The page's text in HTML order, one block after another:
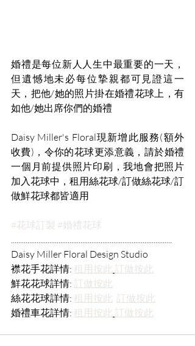
婚禮是每位新人人生中最重要的一天，
但遺憾地未必每位摯親都可見證這一
天，把他/她的照片掛在婚禮花球上，有
如他/她出席你們的婚禮
Daisy Miller's Floral現新增此服務(額外
收費)，令你的花球更添意義，請於婚禮
一個月前提供照片印刷，我地會把照片
加入花球中，租用絲花球/訂做絲花球/訂
做鮮花球都皆適用
#花球訂製 #婚禮花球
Daisy Miller Floral Design Studio
襟花手花詳情: 租用按此 訂做按此
鮮花花球詳情: 訂做按此
絲花花球詳情: 租用按此 訂做按此
婚禮車花詳情: 租用按此 訂做按此